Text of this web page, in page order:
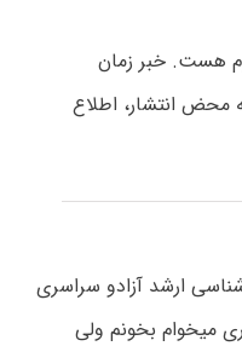
علوم هست. خبر زمان
محض انتشار، اطلاع
ارشد آزادو سراسری
میخوام بخونم ولی